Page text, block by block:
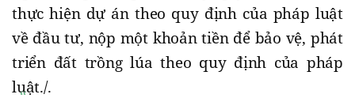
thực hiện dự án theo quy định của pháp luật
về đầu tư, nộp một khoản tiền để bảo vệ, phát
triển đất trồng lúa theo quy định của pháp
luật./.